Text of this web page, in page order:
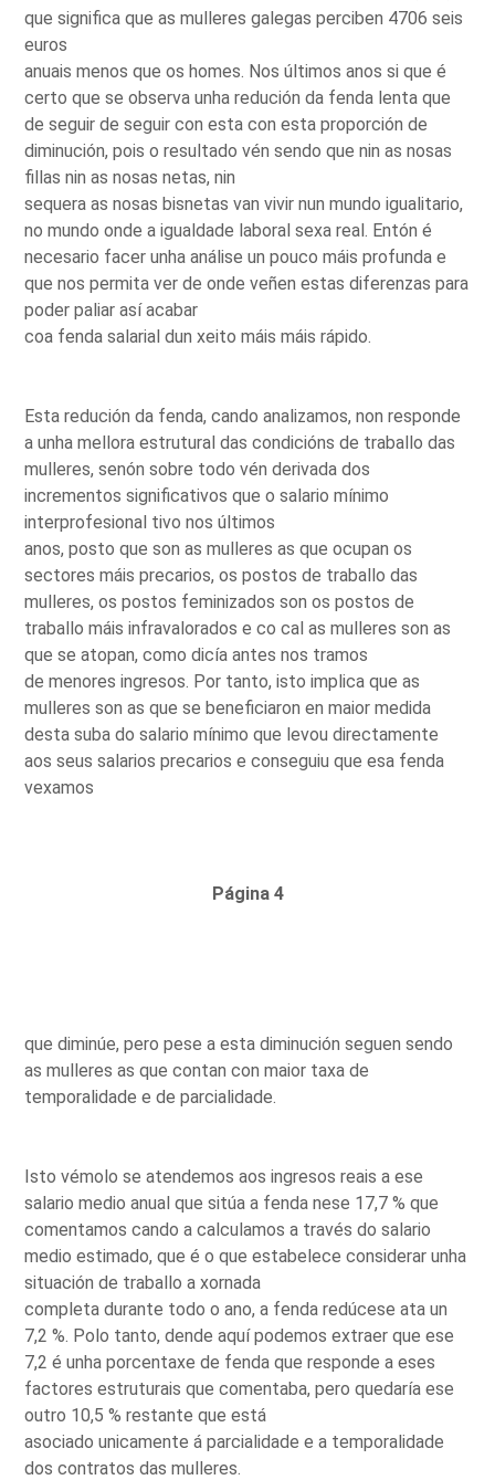
que significa que as mulleres galegas perciben 4706 seis
euros
anuais menos que os homes. Nos últimos anos si que é
certo que se observa unha redución da fenda lenta que
de seguir de seguir con esta con esta proporción de
diminución, pois o resultado vén sendo que nin as nosas
fillas nin as nosas netas, nin
sequera as nosas bisnetas van vivir nun mundo igualitario,
no mundo onde a igualdade laboral sexa real. Entón é
necesario facer unha análise un pouco máis profunda e
que nos permita ver de onde veñen estas diferenzas para
poder paliar así acabar
coa fenda salarial dun xeito máis máis rápido.
Esta redución da fenda, cando analizamos, non responde
a unha mellora estrutural das condicións de traballo das
mulleres, senón sobre todo vén derivada dos
incrementos significativos que o salario mínimo
interprofesional tivo nos últimos
anos, posto que son as mulleres as que ocupan os
sectores máis precarios, os postos de traballo das
mulleres, os postos feminizados son os postos de
traballo máis infravalorados e co cal as mulleres son as
que se atopan, como dicía antes nos tramos
de menores ingresos. Por tanto, isto implica que as
mulleres son as que se beneficiaron en maior medida
desta suba do salario mínimo que levou directamente
aos seus salarios precarios e conseguiu que esa fenda
vexamos
Página 4
que diminúe, pero pese a esta diminución seguen sendo
as mulleres as que contan con maior taxa de
temporalidade e de parcialidade.
Isto vémolo se atendemos aos ingresos reais a ese
salario medio anual que sitúa a fenda nese 17,7 % que
comentamos cando a calculamos a través do salario
medio estimado, que é o que estabelece considerar unha
situación de traballo a xornada
completa durante todo o ano, a fenda redúcese ata un
7,2 %. Polo tanto, dende aquí podemos extraer que ese
7,2 é unha porcentaxe de fenda que responde a eses
factores estruturais que comentaba, pero quedaría ese
outro 10,5 % restante que está
asociado unicamente á parcialidade e a temporalidade
dos contratos das mulleres.